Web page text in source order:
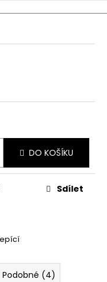
DO KOŠÍKU
Sdílet
Podobné (4)